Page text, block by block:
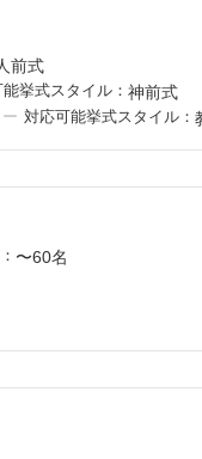
前式
挙式スタイル： 神前式
対応可能挙式スタイル：
〜60名